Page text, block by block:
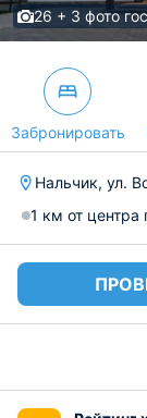
26 + 3 фото
Забронировать
Нальчик, ул.
1 км от центра